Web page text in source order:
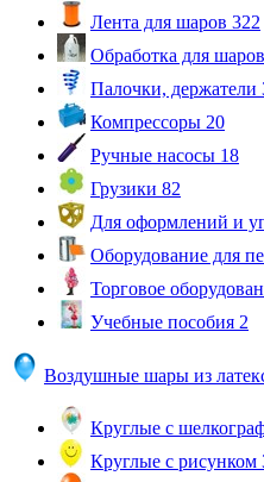
Лента для шаров 322
Обработка для шаров
Палочки, держатели
Компрессоры 20
Ручные насосы 18
Грузики 82
Для оформлений и
Оборудование для
Торговое
Учебные пособия 2
Воздушные шары из
Круглые с
Круглые с рисунком